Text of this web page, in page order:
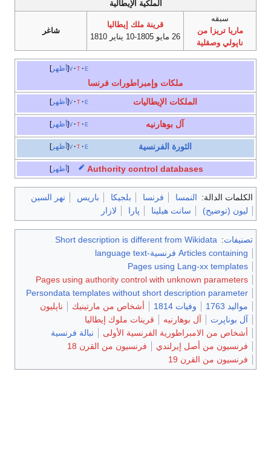
الملكية الإيطالية
سبقه
ماريا تريزا من
ناپولي وصقلية
قرينة ملك إيطاليا
26 مايو 1805-10 يناير 1810
شاغر
أظهر v t e
ملكات وإمبراطورات فرنسا
أظهر v t e الملكات الإيطاليات
أظهر v t e آل بوهارنيه
أظهر v t e الثورة الفرنسية
أظهر Authority control databases
الكلمات الدالة: النمسا فرنسا بلجيكا باريس
نهر السين
ليون (توضيح)
سانت هيلينا پارا لازار
تصنيفات:
Short description is different from Wikidata
Articles containing فرنسية-language text
Pages using Lang-xx templates
Pages using authority control with unknown parameters
Persondata templates without short description parameter
مواليد 1763
وفيات 1814 أشخاص من مارتينيك
ناپليون
آل بوناپرت
آل بوهارنيه
قرينات ملوك إيطاليا
أشخاص من الامبراطورية الفرنسية الأولى
نبالة فرنسية
فرنسيون من أصل إيرلندي
فرنسيون من القرن 18
فرنسيون من القرن 19